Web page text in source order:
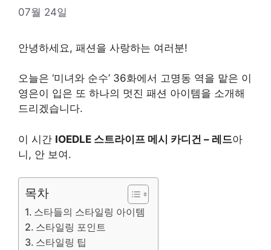
07월 24일
안녕하세요, 패션을 사랑하는 여러분!
오늘은 ‘미녀와 순수’ 36화에서 고명동 역을 맡은 이
영은이 입은 또 하나의 멋진 패션 아이템을 소개해
드리겠습니다.
이 시간 IOEDLE 스트라이프 메시 카디건 – 레드아
니, 안 보여.
목차
스타들의 스타일링 아이템
스타일링 포인트
스타일링 팁